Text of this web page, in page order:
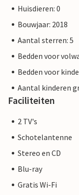
De Priwall is een
Holstein en hoort
zwemmen,
van je vakantiehuis.
De foto's van de
accommodaties.
identiek. De
Andere
Huisdieren: 0
Bouwjaar: 2018
Aantal sterren: 5
Bedden voor
Bedden voor
Aantal kinderen
Faciliteiten
2 TV's
Schotelantenne
Stereo en CD
Blu-ray
Gratis Wi-Fi